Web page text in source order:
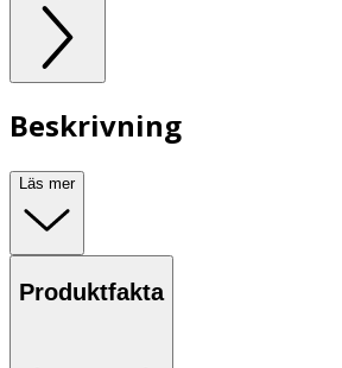
Beskrivning
Läs mer
Produktfakta